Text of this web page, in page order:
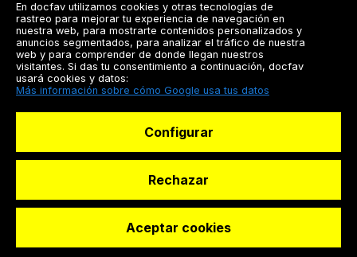
Solicitar reserva
Registrarse
Docfav
© Dashboard Technologies S.L
En docfav utilizamos cookies y otras tecnologías de
rastreo para mejorar tu experiencia de navegación en
nuestra web, para mostrarte contenidos personalizados y
anuncios segmentados, para analizar el tráfico de nuestra
web y para comprender de donde llegan nuestros
visitantes. Si das tu consentimiento a continuación, docfav
usará cookies y datos:
Más información sobre cómo Google usa tus datos
Configurar
Rechazar
Aceptar cookies